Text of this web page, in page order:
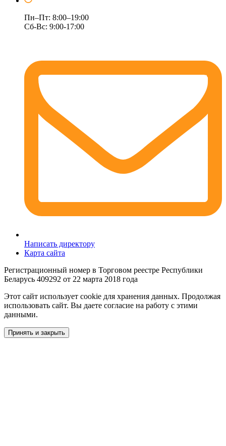
Пн–Пт: 8:00–19:00
Сб-Вс: 9:00-17:00
Написать директору
Карта сайта
Регистрационный номер в Торговом реестре Республики
Беларусь 409292 от 22 марта 2018 года
Этот сайт использует cookie для хранения данных. Продолжая
использовать сайт. Вы даете согласие на работу с этими
данными.
Принять и закрыть